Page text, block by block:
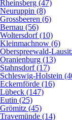
Rheinsberg (47)
Neuruppin (8)
Grossbeeren (6)
Bernau (56)
Woltersdorf (10)
Kleinmachnow (6)
Oberspreewald-
Oranienburg (13)
Stahnsdorf (17)
Schleswig-Holstein
Eckernförde (16)
Lübeck (147)
Eutin (25)
Grömitz (45)
Travemünde (14)